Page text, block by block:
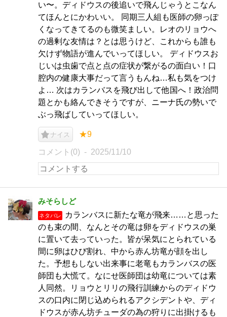
い〜。ディドウスの後追いで飛んじゃうとこなん
てほんとにかわいい。 同期三人組も医師の卵っぽ
くなってきてるのも微笑ましい。レオのリョウへ
の過剰な友情は？とは思うけど、これからも誰も
欠けず物語が進んでいってほしい。 ディドウスお
じいは虫歯で点と点の症状が繋がるの面白い！口
腔内の健康大事だって言うもんね…私も気をつけ
よ… 次はカランバスを飛び出して他国へ！政治問
題とかも絡んできそうですが、ニーナ氏の勢いで
ぶっ飛ばしていってほしい。
ナイス ★9
コメント(0) 2025/11/10
みそらしど
ネタバレ
カランバスに新たな竜が飛来……と思った
のも束の間、なんとその竜は卵をディドウスの巣
に置いて去っていった。皆が呆気にとられている
間に卵はひび割れ、中から赤ん坊竜が顔を出し
た。予想もしない出来事に老竜もカランバスの医
師団も大慌て。なにせ医師団は幼竜については素
人同然。リョウとリリの飛行訓練からのディドウ
スの口内に閉じ込められるアクシデントや、ディ
ドウスが赤ん坊チューダの為の狩りに出掛けるも